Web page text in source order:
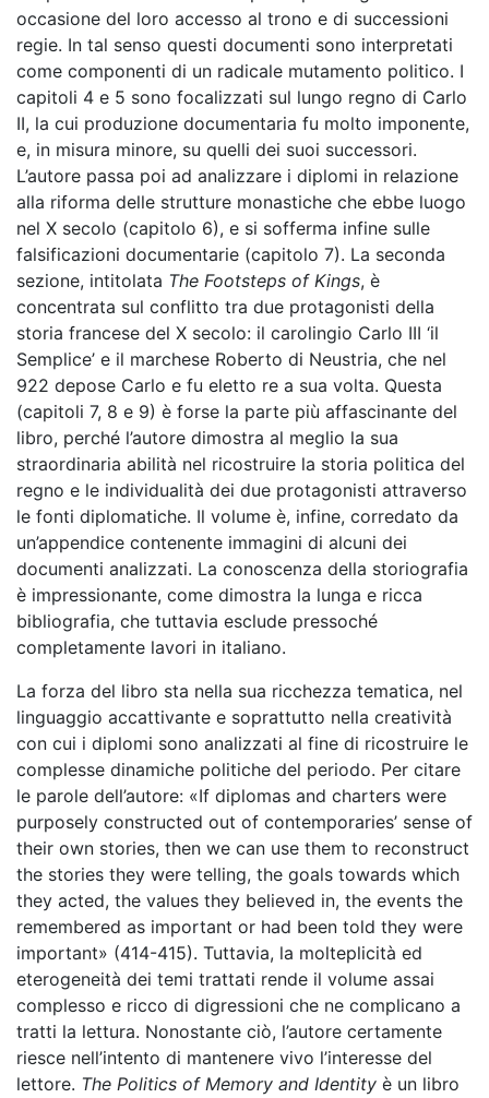
occasione del loro accesso al trono e di successioni
regie. In tal senso questi documenti sono interpretati
come componenti di un radicale mutamento politico. I
capitoli 4 e 5 sono focalizzati sul lungo regno di Carlo
II, la cui produzione documentaria fu molto imponente,
e, in misura minore, su quelli dei suoi successori.
L’autore passa poi ad analizzare i diplomi in relazione
alla riforma delle strutture monastiche che ebbe luogo
nel X secolo (capitolo 6), e si sofferma infine sulle
falsificazioni documentarie (capitolo 7). La seconda
sezione, intitolata The Footsteps of Kings, è
concentrata sul conflitto tra due protagonisti della
storia francese del X secolo: il carolingio Carlo III ‘il
Semplice’ e il marchese Roberto di Neustria, che nel
922 depose Carlo e fu eletto re a sua volta. Questa
(capitoli 7, 8 e 9) è forse la parte più affascinante del
libro, perché l’autore dimostra al meglio la sua
straordinaria abilità nel ricostruire la storia politica del
regno e le individualità dei due protagonisti attraverso
le fonti diplomatiche. Il volume è, infine, corredato da
un’appendice contenente immagini di alcuni dei
documenti analizzati. La conoscenza della storiografia
è impressionante, come dimostra la lunga e ricca
bibliografia, che tuttavia esclude pressoché
completamente lavori in italiano.
La forza del libro sta nella sua ricchezza tematica, nel
linguaggio accattivante e soprattutto nella creatività
con cui i diplomi sono analizzati al fine di ricostruire le
complesse dinamiche politiche del periodo. Per citare
le parole dell’autore: «If diplomas and charters were
purposely constructed out of contemporaries’ sense of
their own stories, then we can use them to reconstruct
the stories they were telling, the goals towards which
they acted, the values they believed in, the events the
remembered as important or had been told they were
important» (414-415). Tuttavia, la molteplicità ed
eterogeneità dei temi trattati rende il volume assai
complesso e ricco di digressioni che ne complicano a
tratti la lettura. Nonostante ciò, l’autore certamente
riesce nell’intento di mantenere vivo l’interesse del
lettore. The Politics of Memory and Identity è un libro